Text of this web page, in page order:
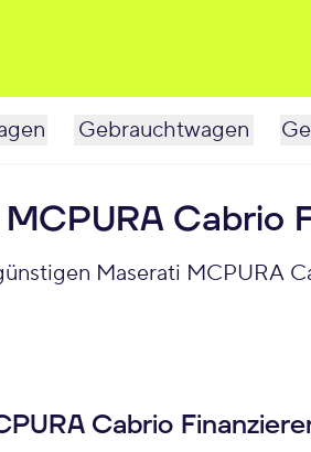
Gebrauchtwagen
Cabrio
Maserati MCPURA
Cabrio